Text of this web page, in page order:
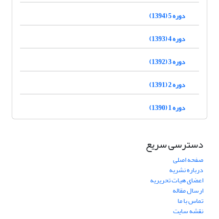
دوره 5 (1394)
دوره 4 (1393)
دوره 3 (1392)
دوره 2 (1391)
دوره 1 (1390)
دسترسی سریع
صفحه اصلی
درباره نشریه
اعضای هیات تحریریه
ارسال مقاله
تماس با ما
نقشه سایت